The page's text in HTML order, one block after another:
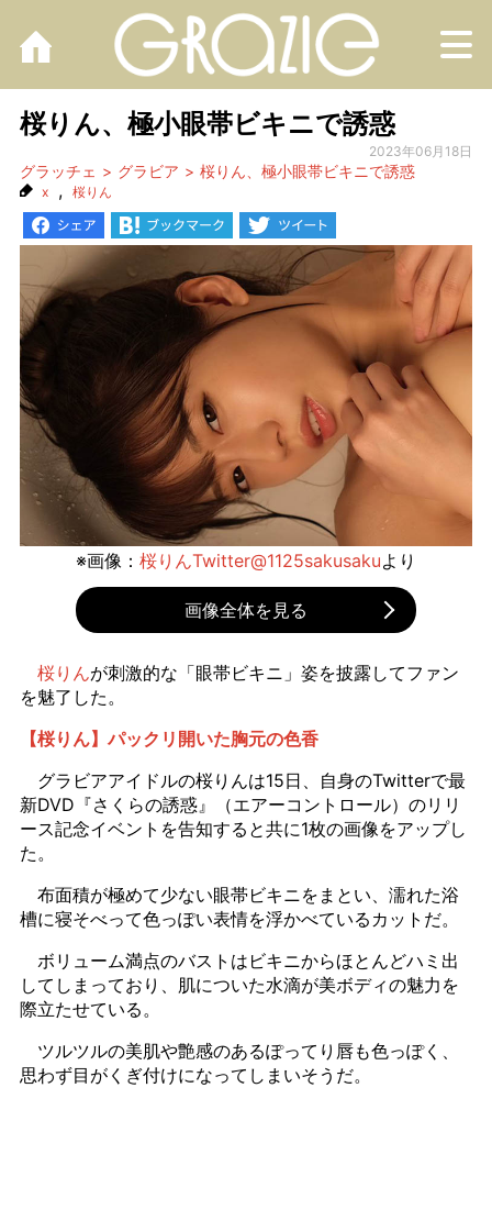
桜りん、極小眼帯ビキニで誘惑
2023年06月18日
グラッチェ グラビア 桜りん、極小眼帯ビキニで誘惑
x , 桜りん
※画像： 桜りんTwitter@1125sakusakuより
画像全体を見る
桜りんが刺激的な「眼帯ビキニ」姿を披露してファン
を魅了した。
【桜りん】パックリ開いた胸元の色香
グラビアアイドルの桜りんは15日、自身のTwitterで最
新DVD『さくらの誘惑』（エアーコントロール）のリリ
ース記念イベントを告知すると共に1枚の画像をアップし
た。
布面積が極めて少ない眼帯ビキニをまとい、濡れた浴
槽に寝そべって色っぽい表情を浮かべているカットだ。
ボリューム満点のバストはビキニからほとんどハミ出
してしまっており、肌についた水滴が美ボディの魅力を
際立たせている。
ツルツルの美肌や艶感のあるぽってり唇も色っぽく、
思わず目がくぎ付けになってしまいそうだ。